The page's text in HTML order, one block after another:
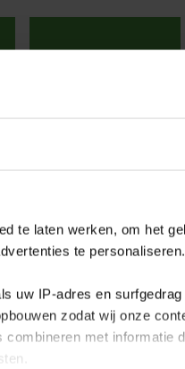
te laten werken, om het
te personaliseren.
uw IP‑adres en
zodat wij onze
met informatie
En is de pH-waarde groter
waarde ligt tussen de 7,8 en
gelden strenge wettelijke
Het betreft een
voldoet aan alle